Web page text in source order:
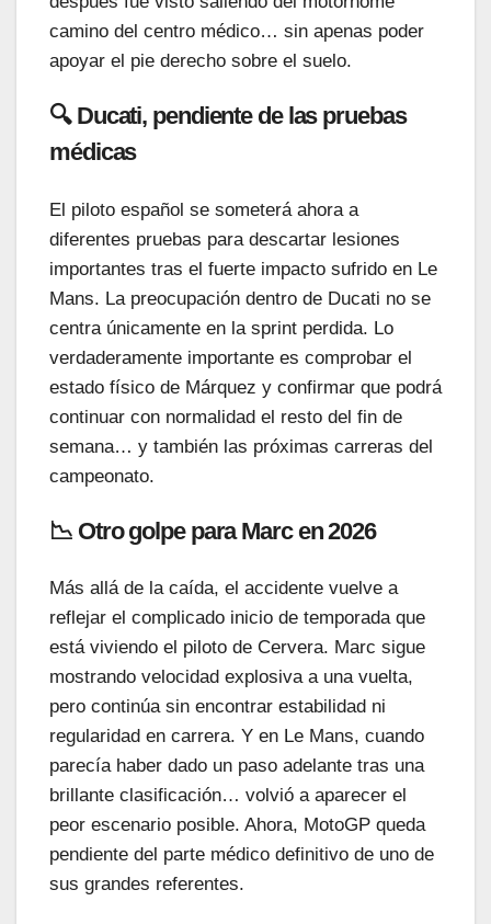
camino del centro médico… sin apenas poder
apoyar el pie derecho sobre el suelo.
🔍 Ducati, pendiente de las pruebas
médicas
El piloto español se someterá ahora a
diferentes pruebas para descartar lesiones
importantes tras el fuerte impacto sufrido en Le
Mans. La preocupación dentro de Ducati no se
centra únicamente en la sprint perdida. Lo
verdaderamente importante es comprobar el
estado físico de Márquez y confirmar que podrá
continuar con normalidad el resto del fin de
semana… y también las próximas carreras del
campeonato.
📉 Otro golpe para Marc en 2026
Más allá de la caída, el accidente vuelve a
reflejar el complicado inicio de temporada que
está viviendo el piloto de Cervera. Marc sigue
mostrando velocidad explosiva a una vuelta,
pero continúa sin encontrar estabilidad ni
regularidad en carrera. Y en Le Mans, cuando
parecía haber dado un paso adelante tras una
brillante clasificación… volvió a aparecer el
peor escenario posible. Ahora, MotoGP queda
pendiente del parte médico definitivo de uno de
sus grandes referentes.